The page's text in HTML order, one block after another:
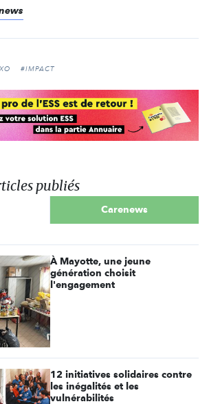
#IMPACT
publiés
Carenews
À Mayotte, une jeune
génération choisit
l'engagement
12 initiatives solidaires contre
les inégalités et les
vulnérabilités